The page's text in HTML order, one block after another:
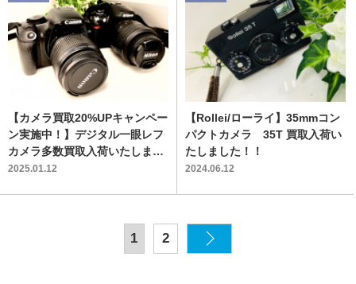
【カメラ買取20%UPキャンペー
ン実施中！】デジタル一眼レフ
カメラ多数買取入荷いたしまし
た！！
2025.01.12
【Rollei/ローライ】35mmコン
パクトカメラ 35T 買取入荷い
たしました！！
2024.06.12
1 2